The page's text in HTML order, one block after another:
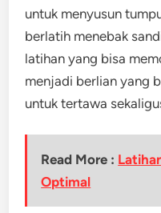
untuk menyusun
berlatih menebak
latihan yang bisa
menjadi berlian yang
untuk tertawa
Read More :
Optimal